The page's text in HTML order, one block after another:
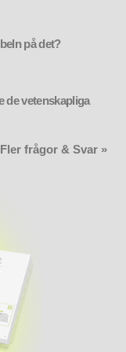
på det?
de vetenskapliga
Fler frågor & Svar »